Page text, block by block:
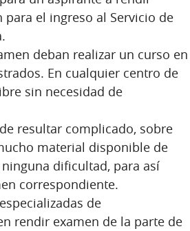
el ingreso al Servicio de
deban realizar un curso en
En cualquier centro de
sin necesidad de
resultar complicado, sobre
material disponible de
dificultad, para así
correspondiente.
de
rendir examen de la parte de